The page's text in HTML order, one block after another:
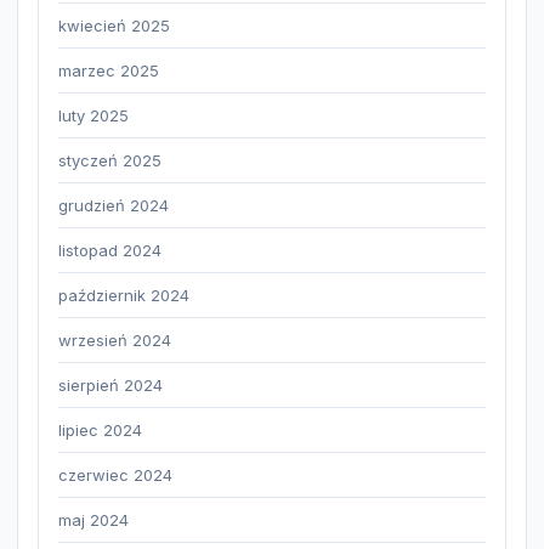
kwiecień 2025
marzec 2025
luty 2025
styczeń 2025
grudzień 2024
listopad 2024
październik 2024
wrzesień 2024
sierpień 2024
lipiec 2024
czerwiec 2024
maj 2024